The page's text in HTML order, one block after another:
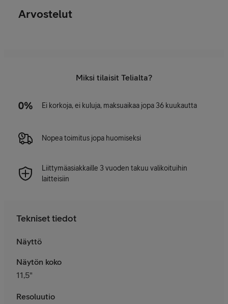
Arvostelut
Miksi tilaisit Telialta?
Ei korkoja, ei kuluja, maksuaikaa jopa 36 kuukautta
Nopea toimitus jopa huomiseksi
Liittymäasiakkaille 3 vuoden takuu valikoituihin
laitteisiin
Tekniset tiedot
Näyttö
Näytön koko
11,5"
Resoluutio